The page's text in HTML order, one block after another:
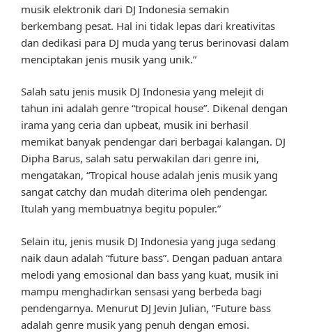
musik elektronik dari DJ Indonesia semakin
berkembang pesat. Hal ini tidak lepas dari kreativitas
dan dedikasi para DJ muda yang terus berinovasi dalam
menciptakan jenis musik yang unik.”
Salah satu jenis musik DJ Indonesia yang melejit di
tahun ini adalah genre “tropical house”. Dikenal dengan
irama yang ceria dan upbeat, musik ini berhasil
memikat banyak pendengar dari berbagai kalangan. DJ
Dipha Barus, salah satu perwakilan dari genre ini,
mengatakan, “Tropical house adalah jenis musik yang
sangat catchy dan mudah diterima oleh pendengar.
Itulah yang membuatnya begitu populer.”
Selain itu, jenis musik DJ Indonesia yang juga sedang
naik daun adalah “future bass”. Dengan paduan antara
melodi yang emosional dan bass yang kuat, musik ini
mampu menghadirkan sensasi yang berbeda bagi
pendengarnya. Menurut DJ Jevin Julian, “Future bass
adalah genre musik yang penuh dengan emosi.